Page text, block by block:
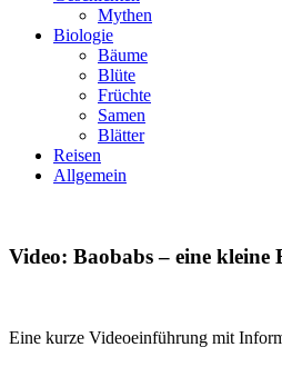
Mythen
Biologie
Bäume
Blüte
Früchte
Samen
Blätter
Reisen
Allgemein
Video: Baobabs – eine
Eine kurze Videoeinführung mit